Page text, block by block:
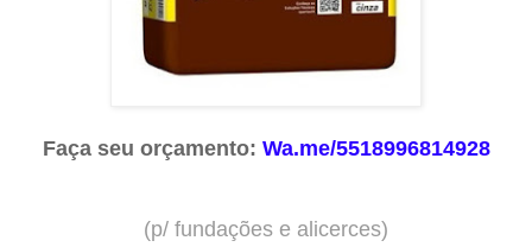
Faça seu orçamento: Wa.me/5518996814928
(p/ fundações e alicerces)